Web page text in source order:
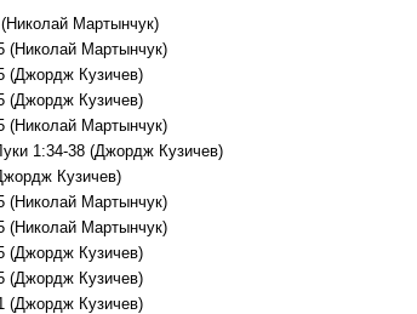
Мартынчук)
(Николай Мартынчук)
(Джордж Кузичев)
(Джордж Кузичев)
(Николай Мартынчук)
1:34-38 (Джордж Кузичев)
Кузичев)
(Николай Мартынчук)
(Николай Мартынчук)
(Джордж Кузичев)
(Джордж Кузичев)
(Джордж Кузичев)